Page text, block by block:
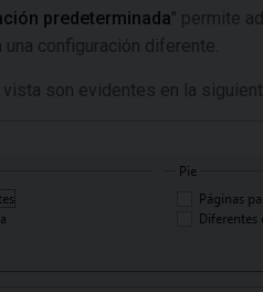
predeterminada" permite
configuración diferente.
son evidentes en la